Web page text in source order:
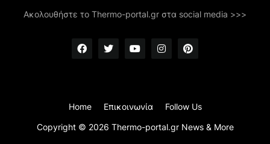
Ακολουθήστε το Thermo-portal.gr στα social media >>>
Copyright © 2026 Thermo-portal.gr News & More
Home Επικοινωνία Follow Us